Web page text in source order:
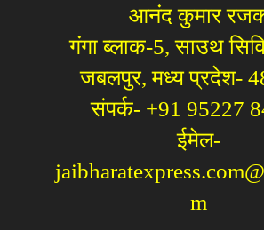
आनंद कुमार
गंगा ब्लाक-5, साउथ
जबलपुर, मध्य प्रदेश-
संपर्क- +91 95227
ईमेल-
m